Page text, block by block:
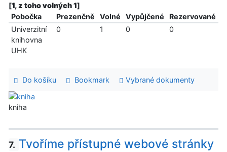
[1, z toho volných 1]
Pobočka
Prezenčně Volné Vypůjčené
Rezervované
Univerzitní
knihovna
UHK
0 1 0 0
Do košíku Bookmark Vybrané dokumenty
kniha
7. Tvoříme přístupné webové stránky